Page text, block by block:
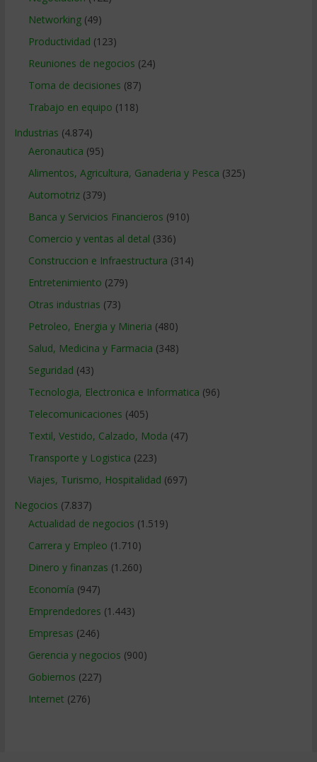
Networking(49)
Productividad (123)
Reuniones de negocios (24)
Toma de decisiones (87)
Trabajo en equipo (118)
Industrias (4.874)
Aeronautica (95)
Alimentos, Agricultura, Ganaderia y Pesca (325)
Automotriz(379)
Banca y Servicios Financieros (910)
Comercio y ventas al detal (336)
Construccion e Infraestructura (314)
Entretenimiento (279)
Otras industrias (73)
Petroleo, Energia y Mineria (480)
Salud, Medicina y Farmacia (348)
Seguridad (43)
Tecnologia, Electronica e Informatica (96)
Telecomunicaciones (405)
Textil, Vestido, Calzado, Moda (47)
Transporte y Logistica (223)
Viajes, Turismo, Hospitalidad (697)
Negocios (7.837)
Actualidad de negocios (1.519)
Carrera y Empleo (1.710)
Dinero y finanzas (1.260)
Economía (947)
Emprendedores (1.443)
Empresas (246)
Gerencia y negocios (900)
Gobiernos (227)
Internet (276)